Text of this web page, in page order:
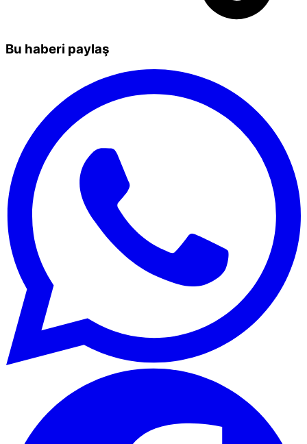
Bu haberi paylaş